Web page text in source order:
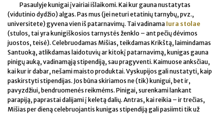
Pasaulyje kunigai įvairiai išlaikomi. Kai kur gauna nustatytas
(vidutinio dydžio) algas. Pas mus (jei neturi etatinių tarnybų, pvz.,
universitete) gyvena vien iš patarnavimų. Tai vadinama Iura stolae
(stulos, tai yra kunigiškosios tarnystės ženklo – ant pečių dėvimos
juostos, teisė). Celebruodamas Mišias, teikdamas Krikštą, laimindamas
Santuoką, atlikdamas laidotuvių ar kitokį patarnavimą, kunigas gauna
pinigų auką, vadinamąją stipendiją, sau pragyventi. Kaimuose anksčiau,
kai kur ir dabar, nešami maisto produktai. Vyskupijos gali nustatyti, kaip
paskirstyti stipendijas. Jos būna skiriamos ne (tik) kunigui, bet ir,
pavyzdžiui, bendruomenės reikmėms. Pinigai, surenkami lankant
parapiją, paprastai dalijami į keletą dalių. Antras, kai reikia – ir trečias,
Mišias per dieną celebruojantis kunigas stipendiją gali pasiimti tik už